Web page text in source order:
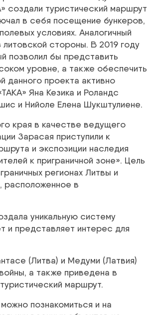
создали туристический маршрут
в себя посещение бункеров,
условиях. Аналогичный
стороны. В 2019 году
позволил бы представить
уровне, а также обеспечить
данного проекта активно
Яна Кезика и Роландс
и Нийоле Елена Шукштулиене.
края в качестве ведущего
Зарасая приступили к
и экспозиции наследия
к приграничной зоне». Цель
регионах Литвы и
расположенное в
уникальную систему
и представляет интерес для
(Литва) и Медуми (Латвия)
а также приведена в
маршрут.
познакомиться и на